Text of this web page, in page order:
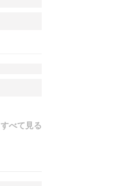
すべて見る